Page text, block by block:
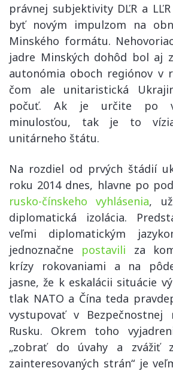
právnej subjektivity DĽR a
byť novým impulzom na
Minského formátu.
jadre Minských dohôd bol aj
autonómia oboch regiónov v
čom ale unitaristická
počuť. Ak je určite po
minulosťou, tak je to
unitárneho štátu.
Na rozdiel od prvých štádií
roku 2014 dnes, hlavne po
rusko-čínskeho vyhlásenia,
diplomatická izolácia.
veľmi diplomatickým
jednoznačne postavili za
krízy rokovaniami a na
jasne, že k eskalácii situácie
tlak NATO a Čína teda
vystupovať v
Rusku. Okrem toho
„zobrať do úvahy a zvážiť
zainteresovaných strán“ je